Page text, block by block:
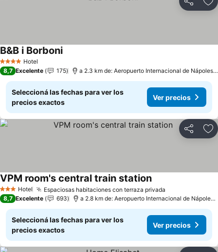
Compartir
4 EstrellasHotel
B&B i BorboniVer precios
8,7 Excelente 175 a 2.3 km de: Aeropuerto Internacional de Nápoles
Seleccioná las fechas para ver los
precios exactos
Ver precios
Compartir
3 Estrellas
Hotel Espaciosas habitaciones con terraza privada
VPM room's central train stationVer precios
8,7 Excelente 693 a 2.8 km de: Aeropuerto Internacional de Nápoles
Seleccioná las fechas para ver los
precios exactos
Ver precios